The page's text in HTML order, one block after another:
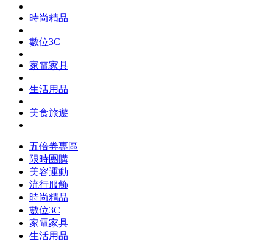
|
時尚精品
|
數位3C
|
家電家具
|
生活用品
|
美食旅遊
|
五倍券專區
限時團購
美容運動
流行服飾
時尚精品
數位3C
家電家具
生活用品